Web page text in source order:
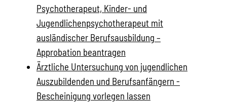
Psychotherapeut, Kinder- und
Jugendlichenpsychotherapeut mit
ausländischer Berufsausbildung –
Approbation beantragen
Ärztliche Untersuchung von jugendlichen
Auszubildenden und Berufsanfängern -
Bescheinigung vorlegen lassen